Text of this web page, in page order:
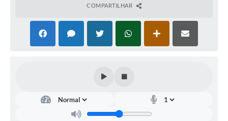
Perguntas e respostas frequentes
COMPARTILHAR